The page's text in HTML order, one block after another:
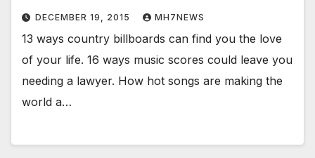
DECEMBER 19, 2015 MH7NEWS
13 ways country billboards can find you the love
of your life. 16 ways music scores could leave you
needing a lawyer. How hot songs are making the
world a…